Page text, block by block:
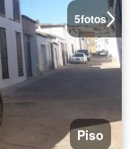
5fotos
Piso